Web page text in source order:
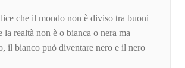
che il mondo non è diviso tra buoni
la realtà non è o bianca o nera ma
il bianco può diventare nero e il nero